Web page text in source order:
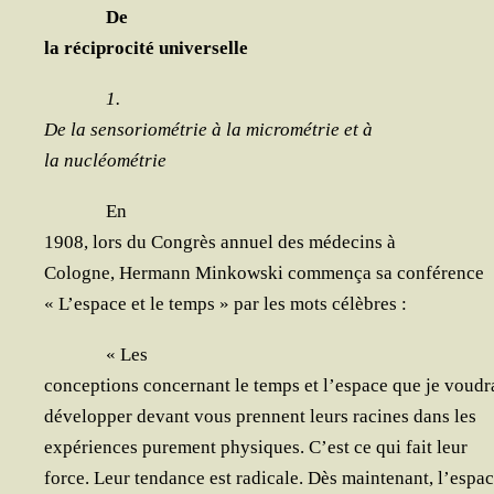
De
la réci­pro­ci­té universelle
1.
De la sen­so­rio­mé­trie à la micro­mé­trie et à
la nucléométrie
En
1908, lors du Congrès annuel des méde­cins à
Cologne, Her­mann Min­kows­ki com­men­ça sa conférence
« L’espace et le temps » par les mots célèbres :
« Les
concep­tions concer­nant le temps et l’espace que je
déve­lop­per devant vous prennent leurs racines dans les
expé­riences pure­ment phy­siques. C’est ce qui fait leur
force. Leur ten­dance est radi­cale. Dès main­te­nant,